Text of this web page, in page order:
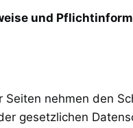
und
Seiten nehmen den
gesetzlichen